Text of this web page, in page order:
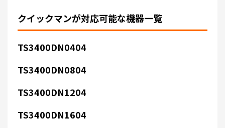
クイックマンが対応可能な機器一覧
TS3400DN0404
TS3400DN0804
TS3400DN1204
TS3400DN1604